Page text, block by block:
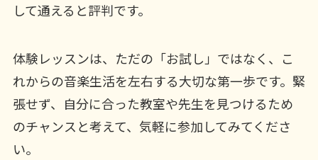
して通えると評判です。
体験レッスンは、ただの「お試し」ではなく、こ
れからの音楽生活を左右する大切な第一歩です。緊
張せず、自分に合った教室や先生を見つけるため
のチャンスと考えて、気軽に参加してみてくださ
い。